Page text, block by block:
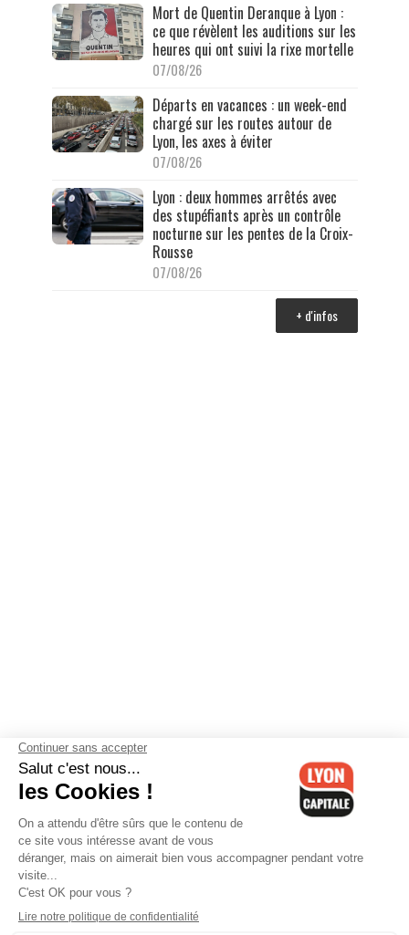
Mort de Quentin Deranque à Lyon :
ce que révèlent les auditions sur les
heures qui ont suivi la rixe mortelle
07/08/26
Départs en vacances : un week-end
chargé sur les routes autour de
Lyon, les axes à éviter
07/08/26
Lyon : deux hommes arrêtés avec
des stupéfiants après un contrôle
nocturne sur les pentes de la Croix-
Rousse
07/08/26
+ d'infos